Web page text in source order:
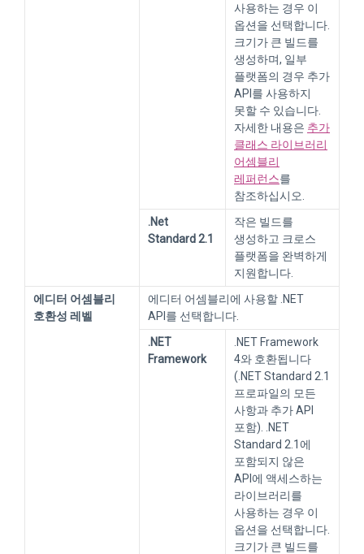
사용하는 경우 이
옵션을 선택합니다.
크기가 큰 빌드를
생성하며, 일부
플랫폼의 경우 추가
API를 사용하지
못할 수 있습니다.
자세한 내용은 추가
클래스 라이브러리
어셈블리
레퍼런스를
참조하십시오.
.Net
Standard 2.1
작은 빌드를
생성하고 크로스
플랫폼을 완벽하게
지원합니다.
에디터 어셈블리
호환성 레벨
에디터 어셈블리에 사용할 .NET
API를 선택합니다.
.NET
Framework
.NET Framework
4와 호환됩니다
(.NET Standard 2.1
프로파일의 모든
사항과 추가 API
포함). .NET
Standard 2.1에
포함되지 않은
API에 액세스하는
라이브러리를
사용하는 경우 이
옵션을 선택합니다.
크기가 큰 빌드를